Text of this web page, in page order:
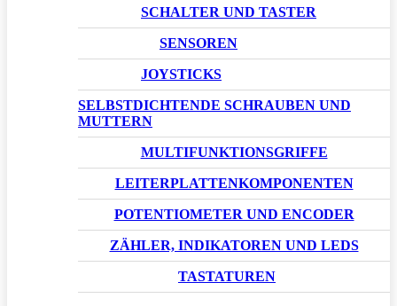
SCHALTER UND TASTER
SENSOREN
JOYSTICKS
SELBSTDICHTENDE SCHRAUBEN UND
MUTTERN
MULTIFUNKTIONSGRIFFE
LEITERPLATTENKOMPONENTEN
POTENTIOMETER UND ENCODER
ZÄHLER, INDIKATOREN UND LEDS
TASTATUREN